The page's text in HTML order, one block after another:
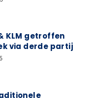
KLM getroffen
via derde partij